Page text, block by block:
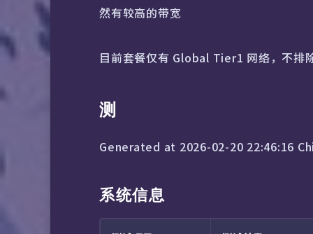
然有较高的带宽
目前套餐仅有 Global Tier1 网络，不排
测
Generated at 2026-02-20 22:46:16
系统信息